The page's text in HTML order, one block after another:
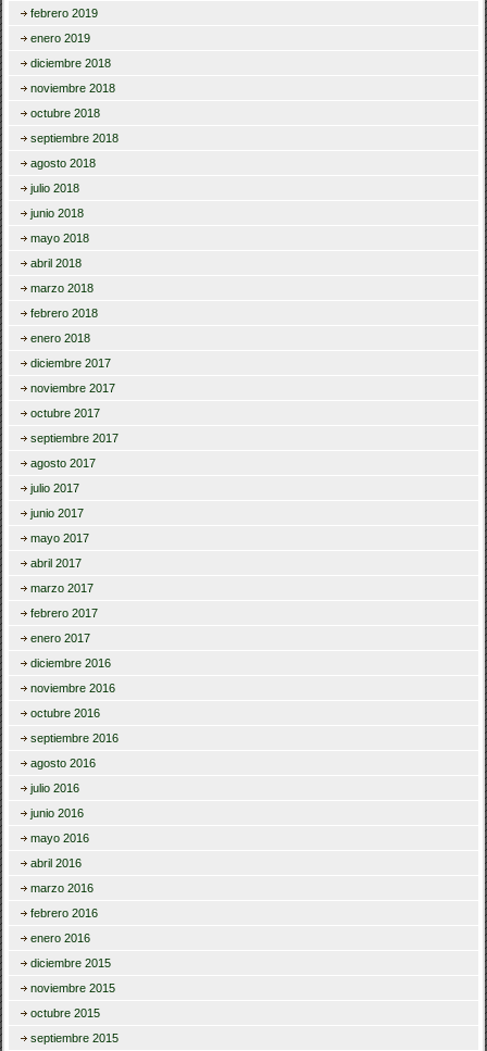
febrero 2019
enero 2019
diciembre 2018
noviembre 2018
octubre 2018
septiembre 2018
agosto 2018
julio 2018
junio 2018
mayo 2018
abril 2018
marzo 2018
febrero 2018
enero 2018
diciembre 2017
noviembre 2017
octubre 2017
septiembre 2017
agosto 2017
julio 2017
junio 2017
mayo 2017
abril 2017
marzo 2017
febrero 2017
enero 2017
diciembre 2016
noviembre 2016
octubre 2016
septiembre 2016
agosto 2016
julio 2016
junio 2016
mayo 2016
abril 2016
marzo 2016
febrero 2016
enero 2016
diciembre 2015
noviembre 2015
octubre 2015
septiembre 2015